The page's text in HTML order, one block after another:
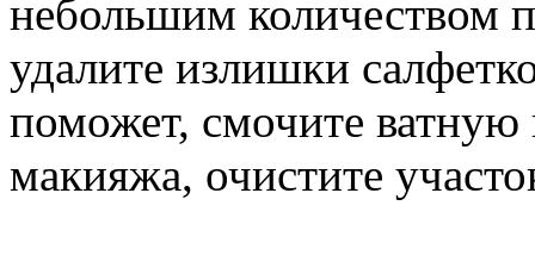
небольшим количеством
удалите излишки
поможет, смочите ватную
макияжа, очистите